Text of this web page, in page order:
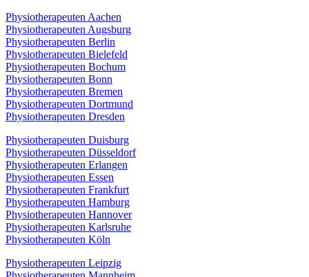
Physiotherapeuten Aachen
Physiotherapeuten Augsburg
Physiotherapeuten Berlin
Physiotherapeuten Bielefeld
Physiotherapeuten Bochum
Physiotherapeuten Bonn
Physiotherapeuten Bremen
Physiotherapeuten Dortmund
Physiotherapeuten Dresden
Physiotherapeuten Duisburg
Physiotherapeuten Düsseldorf
Physiotherapeuten Erlangen
Physiotherapeuten Essen
Physiotherapeuten Frankfurt
Physiotherapeuten Hamburg
Physiotherapeuten Hannover
Physiotherapeuten Karlsruhe
Physiotherapeuten Köln
Physiotherapeuten Leipzig